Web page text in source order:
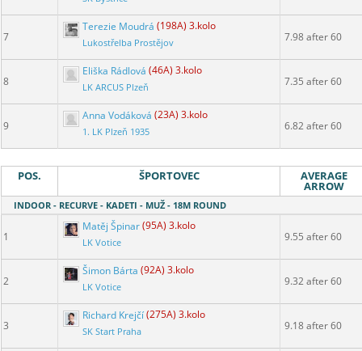
7
Terezie Moudrá (198A) 3.kolo
Lukostřelba Prostějov 7.98 after 60
8
Eliška Rádlová (46A) 3.kolo
LK ARCUS Plzeň 7.35 after 60
9
Anna Vodáková (23A) 3.kolo
1. LK Plzeň 1935 6.82 after 60
POS. ŠPORTOVEC AVERAGE
ARROW
INDOOR - RECURVE - KADETI - MUŽ - 18M ROUND
1
Matěj Špinar(95A) 3.kolo
LK Votice 9.55 after 60
2
Šimon Bárta (92A) 3.kolo
LK Votice 9.32 after 60
3
Richard Krejčí(275A) 3.kolo
SK Start Praha 9.18 after 60